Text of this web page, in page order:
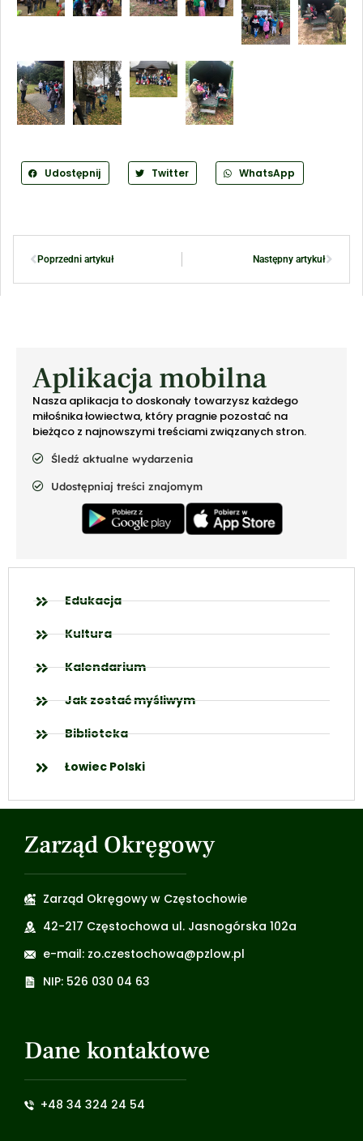
Udostępnij Twitter WhatsApp
Poprzedni artykuł Następny artykuł
Aplikacja mobilna
Nasza aplikacja to doskonały towarzysz każdego
miłośnika łowiectwa, który pragnie pozostać na
bieżąco z najnowszymi treściami związanych stron.
Śledź aktualne wydarzenia
Udostępniaj treści znajomym
Edukacja
Kultura
Kalendarium
Jak zostać myśliwym
Biblioteka
Łowiec Polski
Zarząd Okręgowy
Zarząd Okręgowy w Częstochowie
42-217 Częstochowa ul. Jasnogórska 102a
e-mail: zo.czestochowa@pzlow.pl
NIP: 526 030 04 63
Dane kontaktowe
+48 34 324 24 54